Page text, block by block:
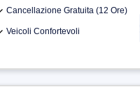
Cancellazione Gratuita (12 Ore)
Veicoli Confortevoli